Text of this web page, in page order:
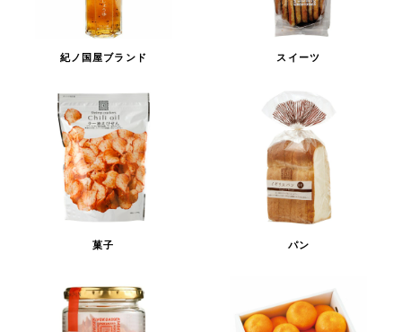
紀ノ国屋ブランド スイーツ
菓子 パン